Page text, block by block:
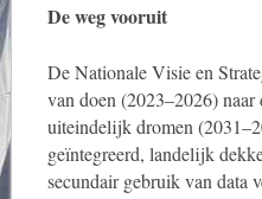
De weg vooruit
De Nationale Visie en
van doen (2023–2026)
uiteindelijk dromen
geïntegreerd, landelijk
secundair gebruik van data